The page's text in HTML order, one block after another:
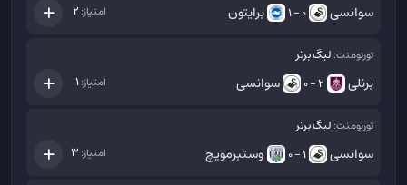
سوانسی 0 - 1 برایتون امتیاز: 2
تورنومنت: لیگ برتر
برنلی 2 - 0 سوانسی امتیاز:1
تورنومنت: لیگ برتر
سوانسی 1 - 0 وستبرمویچ امتیاز: 3